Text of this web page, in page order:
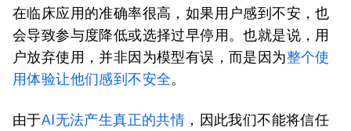
在临床应用的准确率很高，如果用户感到不安，也
会导致参与度降低或选择过早停用。也就是说，用
户放弃使用，并非因为模型有误，而是因为整个使
用体验让他们感到不安全。
由于AI无法产生真正的共情 ，因此我们不能将信任